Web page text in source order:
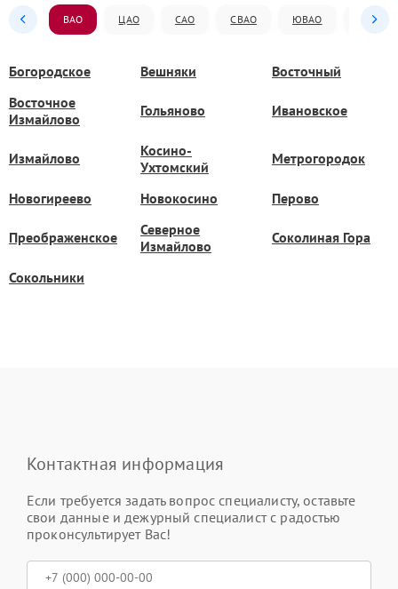
ВАО ЦАО САО СВАО ЮВАО ЮАО
Богородское Вешняки
Восточный
Восточное
Измайлово
Гольяново Ивановское
Измайлово
Косино-
Ухтомский
Метрогородок
Новогиреево Новокосино Перово
Преображенское
Северное
Измайлово
Соколиная Гора
Сокольники
Контактная информация
Если требуется задать вопрос специалисту, оставьте
свои данные и дежурный специалист с радостью
проконсультирует Вас!